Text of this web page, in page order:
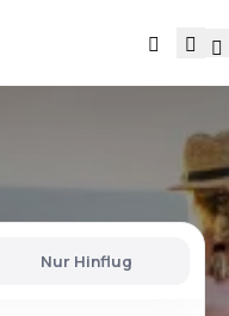
Nur Hinflug